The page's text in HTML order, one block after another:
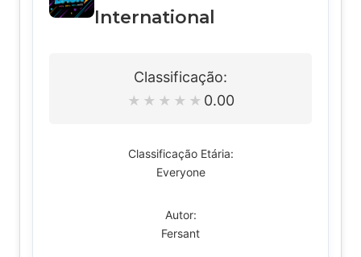
International
Classificação:
★ ★ ★ ★ ★ 0.00
Classificação Etária:
Everyone
Autor:
Fersant